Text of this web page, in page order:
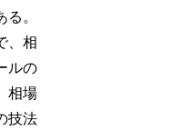
。
、相
ルの
相場
技法